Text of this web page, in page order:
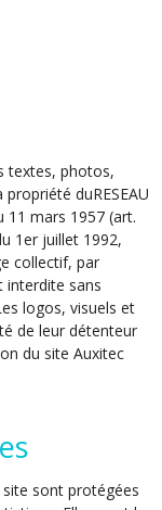
textes, photos,
duRESEAU
11 mars 1957 (art.
1er juillet 1992,
collectif, par
interdite sans
logos, visuels et
de leur détenteur
du site Auxitec
sont protégées